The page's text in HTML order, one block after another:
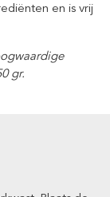
en is vrij
gr.